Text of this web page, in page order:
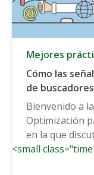
Mejores
Cómo las
de buscadores
Bienvenido a
Optimización
en la que
<small